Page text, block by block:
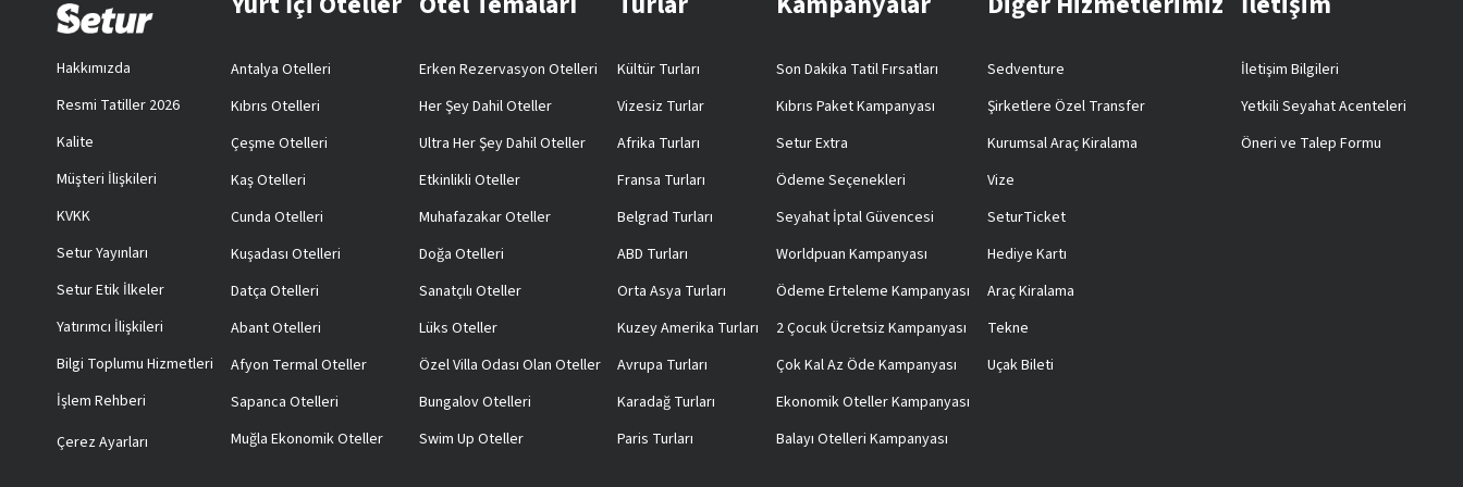
Hakkımızda
Resmi Tatiller 2026
Kalite
Müşteri İlişkileri
KVKK
Setur Yayınları
Setur Etik İlkeler
Yatırımcı İlişkileri
Bilgi Toplumu Hizmetleri
İşlem Rehberi
Çerez Ayarları
Antalya Otelleri
Kıbrıs Otelleri
Çeşme Otelleri
Kaş Otelleri
Cunda Otelleri
Kuşadası Otelleri
Datça Otelleri
Abant Otelleri
Afyon Termal Oteller
Sapanca Otelleri
Muğla Ekonomik Oteller
Erken Rezervasyon Otelleri
Her Şey Dahil Oteller
Ultra Her Şey Dahil Oteller
Etkinlikli Oteller
Muhafazakar Oteller
Doğa Otelleri
Sanatçılı Oteller
Lüks Oteller
Özel Villa Odası Olan Oteller
Bungalov Otelleri
Swim Up Oteller
Kültür Turları
Vizesiz Turlar
Afrika Turları
Fransa Turları
Belgrad Turları
ABD Turları
Orta Asya Turları
Kuzey Amerika Turları
Avrupa Turları
Karadağ Turları
Paris Turları
Son Dakika Tatil Fırsatları
Kıbrıs Paket Kampanyası
Setur Extra
Ödeme Seçenekleri
Seyahat İptal Güvencesi
Worldpuan Kampanyası
Ödeme Erteleme Kampanyası
2 Çocuk Ücretsiz Kampanyası
Çok Kal Az Öde Kampanyası
Ekonomik Oteller Kampanyası
Balayı Otelleri Kampanyası
Sedventure
Şirketlere Özel Transfer
Kurumsal Araç Kiralama
Vize
SeturTicket
Hediye Kartı
Araç Kiralama
Tekne
Uçak Bileti
İletişim Bilgileri
Yetkili Seyahat Acenteleri
Öneri ve Talep Formu